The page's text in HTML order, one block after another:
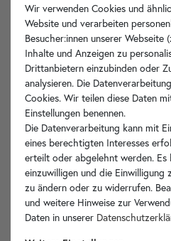
Wir verwenden Cookies und
Website und verarbeiten
Besucher:innen unserer Webseite
Inhalte und Anzeigen zu
Drittanbietern einzubinden oder
analysieren. Die
Cookies. Wir teilen diese Daten
Einstellungen benennen.
Die Datenverarbeitung kann mit
eines berechtigten Interesses
erteilt oder abgelehnt werden.
einzuwilligen und die Einwilligung
zu ändern oder zu widerrufen.
und weitere Hinweise zur
Daten in unserer